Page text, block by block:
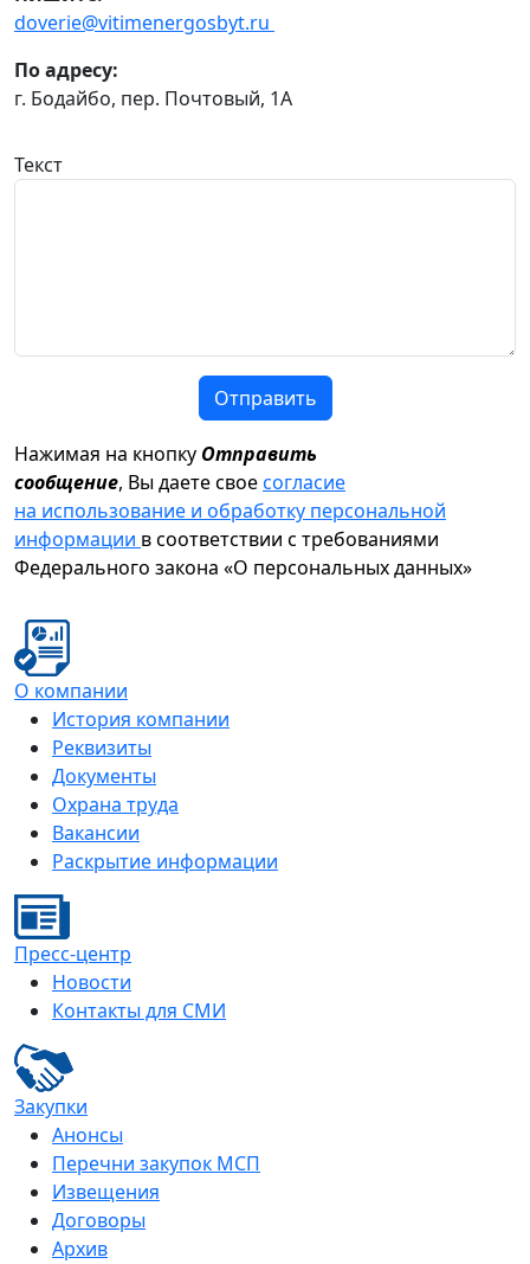
doverie@vitimenergosbyt.ru
По адресу:
г. Бодайбо, пер. Почтовый, 1А
Текст
Отправить
Нажимая на кнопку Отправить
сообщение, Вы даете своесогласие
на использование и обработку персональной
информации в соответствии с требованиями
Федерального закона «О персональных данных»
О компании
История компании
Реквизиты
Документы
Охрана труда
Вакансии
Раскрытие информации
Пресс-центр
Новости
Контакты для СМИ
Закупки
Анонсы
Перечни закупок МСП
Извещения
Договоры
Архив